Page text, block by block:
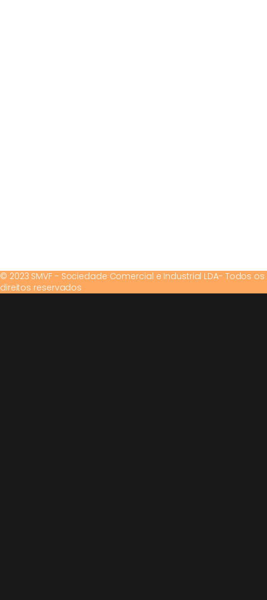
© 2023 SMVF - Sociedade Comercial e Industrial LDA- Todos os
direitos reservados